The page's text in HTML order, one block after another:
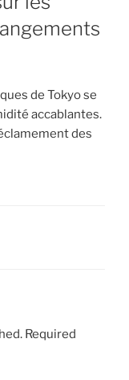
de Tokyo se
accablantes.
des
Required